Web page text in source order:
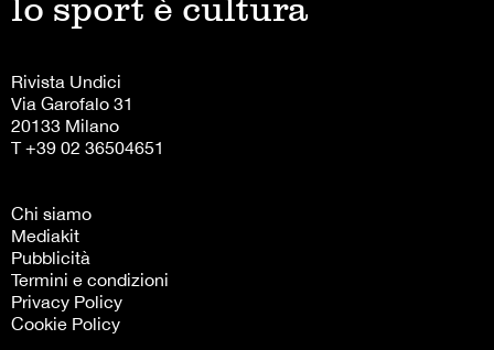
lo sport è cultura
Rivista Undici
Via Garofalo 31
20133 Milano
T +39 02 36504651
Chi siamo
Mediakit
Pubblicità
Termini e condizioni
Privacy Policy
Cookie Policy